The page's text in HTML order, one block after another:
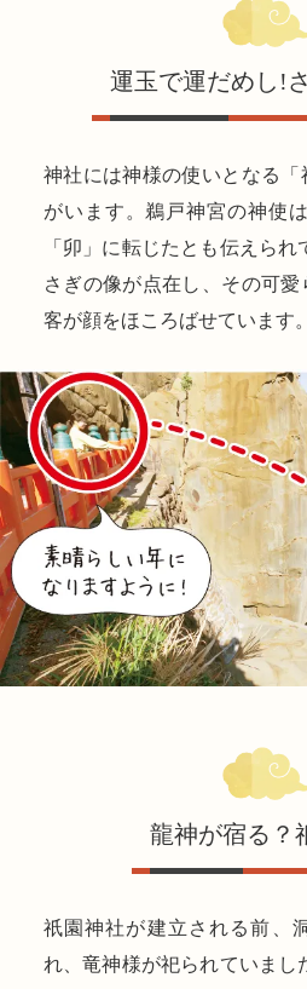
運玉で運だめし!
神社には神様の使いとなる
がいます。鵜戸神宮の神使
「卯」に転じたとも伝えられ
さぎの像が点在し、その可
客が顔をほころばせています。
龍神が宿る？
祇園神社が建立される前、
れ、竜神様が祀られていまし